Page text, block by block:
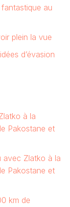
au
plein la vue
d’évasion
à la
Pakostane et
avec Zlatko à la
Pakostane et
km de